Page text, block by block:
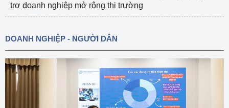
trợ doanh nghiệp mở rộng thị trường
DOANH NGHIỆP - NGƯỜI DÂN